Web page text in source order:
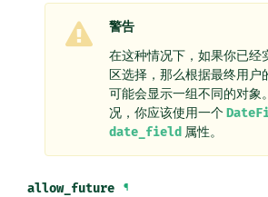
警告
在这种情况下，如果你已经
区选择，那么根据最终用户
可能会显示一组不同的对象
况，你应该使用一个
date_field 属性。
allow_future ¶